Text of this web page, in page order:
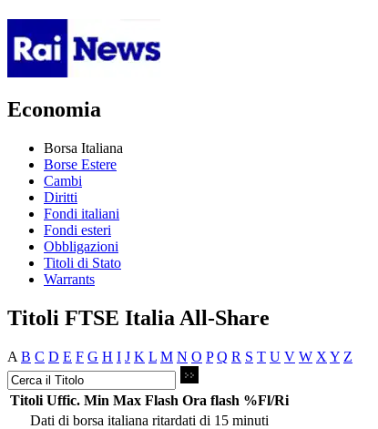
Economia
Borsa Italiana
Borse Estere
Cambi
Diritti
Fondi italiani
Fondi esteri
Obbligazioni
Titoli di Stato
Warrants
Titoli FTSE Italia All-Share
A B C D E F G H I J K L M N O P Q R S T U V W X Y Z
Titoli Uffic. Min Max Flash Ora flash %Fl/Ri
Dati di borsa italiana ritardati di 15 minuti